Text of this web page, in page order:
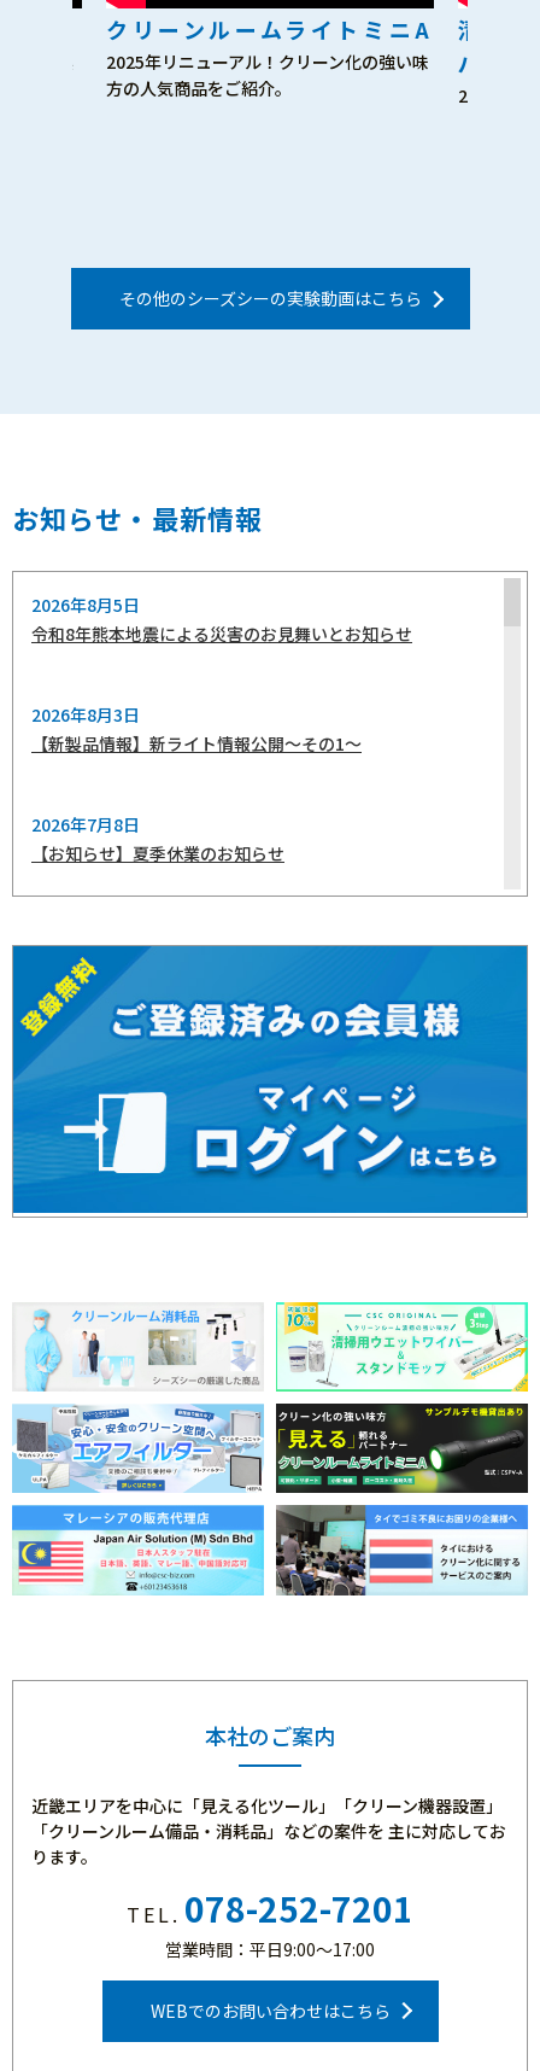
気」の実
クリーンルームライトミニA
2025年リニューアル！クリーン化の強い味
方の人気商品をご紹介。
清掃
パー
2025年パ
その他のシーズシーの実験動画はこちら
お知らせ・最新情報
2026年8月5日
令和8年熊本地震による災害のお見舞いとお知らせ
2026年8月3日
【新製品情報】新ライト情報公開～その1～
2026年7月8日
【お知らせ】夏季休業のお知らせ
【※重要】棚卸による出荷停止のお知らせ
2026年6月2日
【開催終了】食品工業展FOOMA JAPAN2026出展しました
2026年4月13日
【お知らせ】中東情勢の影響について（商品供給状況、販売
価格など）
【お知らせ】GW休業のお知らせ
2026年3月25日
【お知らせ】昨年完売品｜空調ファン付クリーンウエア入荷
しました！
2026年3月2日
【開催終了】導入前に見て・測って・納得！RACCARお試し
チャンス！無償デモ機貸出キャンペーン実施！
2026年1月8日
【重要なお知らせ】当社名および当社代表者名を騙った迷惑
メールにご注意ください
【お知らせ】冬季休業のお知らせ
本社のご案内
近畿エリアを中心に「見える化ツール」「クリーン機器設置」
「クリーンルーム備品・消耗品」などの案件を 主に対応してお
ります。
TEL. 078-252-7201
営業時間：平日9:00～17:00
WEBでのお問い合わせはこちら